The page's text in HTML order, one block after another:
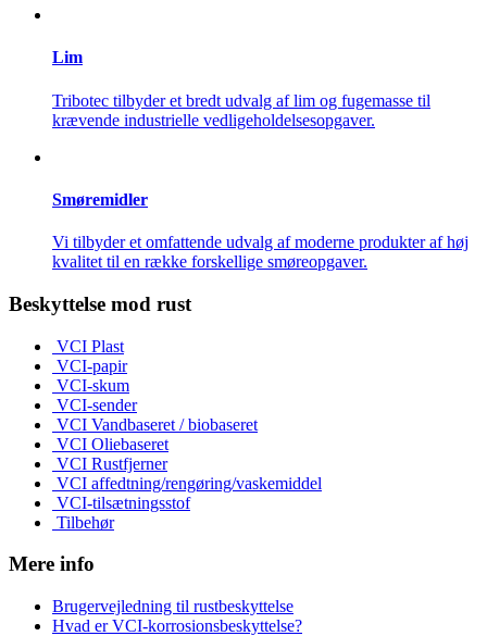
Lim
Tribotec tilbyder et bredt udvalg af lim og fugemasse til
krævende industrielle vedligeholdelsesopgaver.
Smøremidler
Vi tilbyder et omfattende udvalg af moderne produkter af høj
kvalitet til en række forskellige smøreopgaver.
Beskyttelse mod rust
VCI Plast
VCI-papir
VCI-skum
VCI-sender
VCI Vandbaseret / biobaseret
VCI Oliebaseret
VCI Rustfjerner
VCI affedtning/rengøring/vaskemiddel
VCI-tilsætningsstof
Tilbehør
Mere info
Brugervejledning til rustbeskyttelse
Hvad er VCI-korrosionsbeskyttelse?